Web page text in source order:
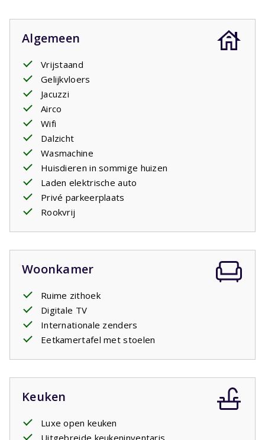
en oven, inductie kookplaat, koelkast met vriesvak,
koffiezetapparaat en
comfortabele
zendersgeniet u van een gezellige avond samen.
Debadkameris voorzien van een douche en wastafel. In
de beideslaapkamers
eenpersoons
eenslaapbank
heerlijke nachtrust.
Uw verblijf is inclusief opgemaakte bedden.
Algemeen
Vrijstaand
Gelijkvloers
Jacuzzi
Airco
Wifi
Dalzicht
Wasmachine
Huisdieren in sommige huizen
Laden elektrische auto
Privé parkeerplaats
Rookvrij
Woonkamer
Ruime zithoek
Digitale TV
Internationale zenders
Eetkamertafel met stoelen
Keuken
Luxe open keuken